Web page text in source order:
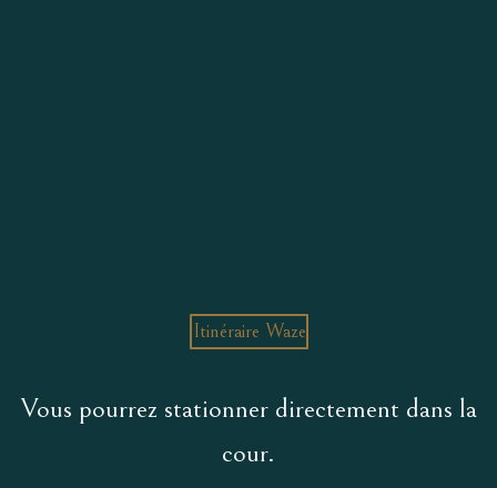
Itinéraire Waze
Vous pourrez stationner directement dans la
cour.